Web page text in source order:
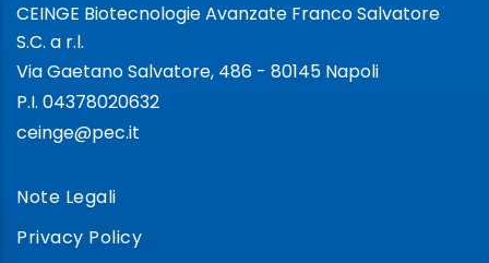
CEINGE Biotecnologie Avanzate Franco Salvatore
S.C. a r.l.
Via Gaetano Salvatore, 486 - 80145 Napoli
P.I. 04378020632
ceinge@pec.it
Note Legali
Privacy Policy